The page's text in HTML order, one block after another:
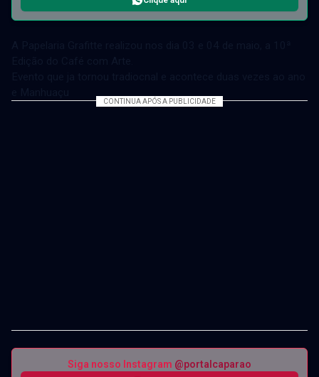
Siga nosso Instagram @portalcaparao